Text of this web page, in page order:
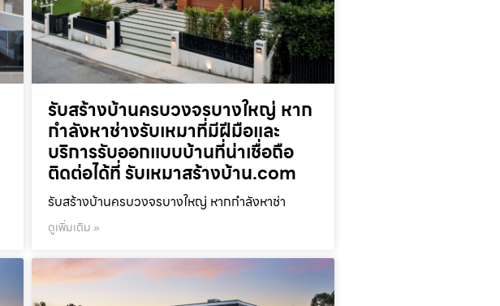
รับสร้างบ้านครบวงจรบางใหญ่ หาก
กำลังหาช่างรับเหมาที่มีฝีมือและ
บริการรับออกแบบบ้านที่น่าเชื่อถือ
ติดต่อได้ที่ รับเหมาสร้างบ้าน.com
รับสร้างบ้านครบวงจรบางใหญ่ หากกำลังหาช่า
ดูเพิ่มเติม »